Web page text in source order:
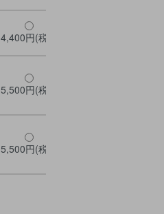
4,400円(税込)
5,500円(税込)
5,500円(税込)